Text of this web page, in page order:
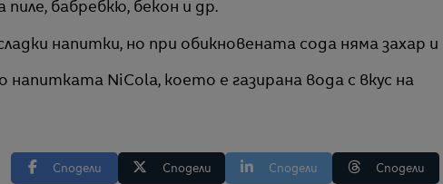
бабребкю, бекон и др.
напитки, но при обикновената сода няма захар и
напитката NiCola, което е газирана вода с вкус на
Сподели Сподели Сподели Сподели